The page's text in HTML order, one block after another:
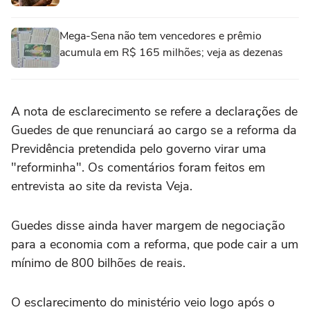
Mega-Sena não tem vencedores e prêmio
acumula em R$ 165 milhões; veja as dezenas
A nota de esclarecimento se refere a declarações de
Guedes de que renunciará ao cargo se a reforma da
Previdência pretendida pelo governo virar uma
"reforminha". Os comentários foram feitos em
entrevista ao site da revista Veja.
Guedes disse ainda haver margem de negociação
para a economia com a reforma, que pode cair a um
mínimo de 800 bilhões de reais.
O esclarecimento do ministério veio logo após o